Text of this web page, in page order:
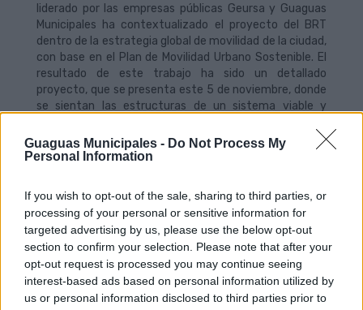
Guaguas Municipales - Do Not Process My
Personal Information
If you wish to opt-out of the sale, sharing to third parties, or
processing of your personal or sensitive information for
targeted advertising by us, please use the below opt-out
section to confirm your selection. Please note that after your
opt-out request is processed you may continue seeing
interest-based ads based on personal information utilized by
us or personal information disclosed to third parties prior to
liderado por las empresas públicas Geursa y Guaguas
Municipales ha contextualizado el proyecto del BRT
dentro de la estrategia global de movilidad de la ciudad,
con base en el Plan de Movilidad Urbano Sostenible. El
resultado de este trabajo ha sido un detallado
proyecto, que se presenta este 5 de noviembre, donde
se sientan las estructuras de un sistema viable y
En Las Palmas de Gran Canaria, uno de los objetivos
demanda de movilidad existente en el eje de la Ciudad
Baja –desde Hoya de la Plata hasta la Plaza Manuel
Becerra-, donde se genera el 75% de todos los
desplazamientos diarios en la capital.
La asistencia a la Jornada Urbanismo, Territorio y
Sistemas de Guaguas de Alta Capacidad es gratuita